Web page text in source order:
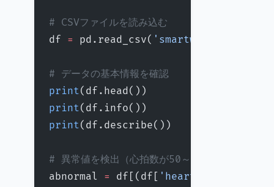
# CSVファイルを読み込む
df = pd.read_csv(
# データの基本情報を確認
print(df.head())
print(df.info())
print(df.describe())
# 異常値を検出（心拍数が50～200の範囲外）
abnormal = df[(df[ 'heart_rate'